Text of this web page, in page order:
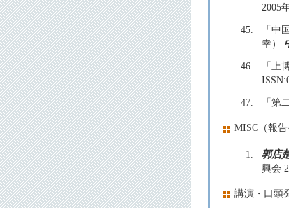
2005
45.
「
幸）
46.
「上
47.
「第
MISC（報告
1. 郭店
興会
講演・口頭